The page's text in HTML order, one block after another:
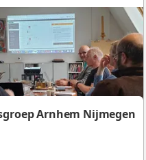
Arnhem Nijmegen